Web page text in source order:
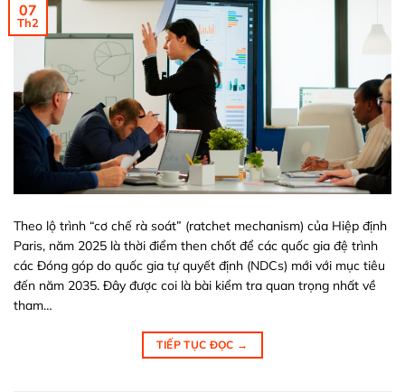
07
Th2
Theo lộ trình “cơ chế rà soát” (ratchet mechanism) của Hiệp định
Paris, năm 2025 là thời điểm then chốt để các quốc gia đệ trình
các Đóng góp do quốc gia tự quyết định (NDCs) mới với mục tiêu
đến năm 2035. Đây được coi là bài kiểm tra quan trọng nhất về
tham…
TIẾP TỤC ĐỌC →